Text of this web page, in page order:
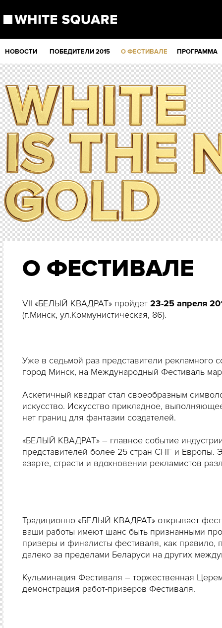
НОВОСТИ ПОБЕДИТЕЛИ 2015 О ФЕСТИВАЛЕ ПРОГРАММА
О ФЕСТИВАЛЕ
VII «БЕЛЫЙ КВАДРАТ» пройдет 23-25 апреля
(г.Минск, ул.Коммунистическая, 86).
Уже в седьмой раз представители рекламного
город Минск, на Международный Фестиваль
Аскетичный квадрат стал своеобразным
искусство. Искусство прикладное,
нет границ для фантазии создателей.
«БЕЛЫЙ КВАДРАТ» – главное событие
представителей более 25 стран СНГ и Европы.
азарте, страсти и вдохновении рекламистов
Традиционно «БЕЛЫЙ КВАДРАТ» открывает
ваши работы имеют шанс быть признанными
призеры и финалисты фестиваля, как
далеко за пределами Беларуси на других
Кульминация Фестиваля – торжественная
демонстрация работ-призеров Фестиваля.